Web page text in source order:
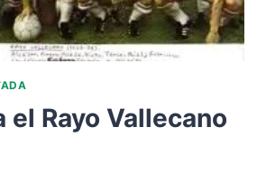
el Rayo Vallecano